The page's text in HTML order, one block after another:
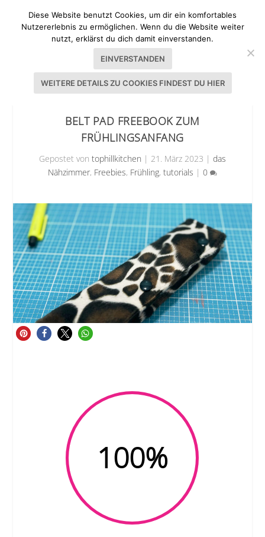
BELT PAD FREEBOOK ZUM
FRÜHLINGSANFANG
Gepostet von tophillkitchen | 21. März 2023 | das
Nähzimmer, Freebies, Frühling, tutorials | 0
100%
Diese Website benutzt Cookies, um dir ein komfortables
Nutzererlebnis zu ermöglichen. Wenn du die Website weiter
nutzt, erklärst du dich damit einverstanden.
EINVERSTANDEN
WEITERE DETAILS ZU COOKIES FINDEST DU HIER